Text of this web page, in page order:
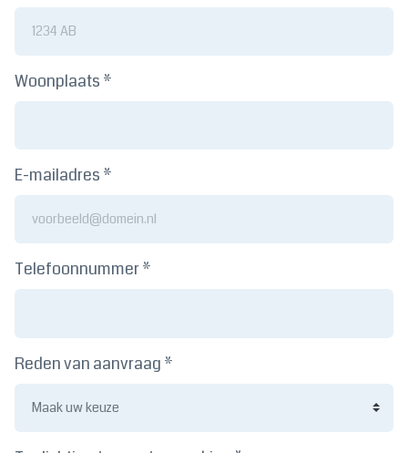
Woonplaats *
E-mailadres *
Telefoonnummer *
Reden van aanvraag *